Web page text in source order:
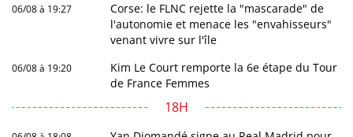
06/08 à 19:27
Corse: le FLNC rejette la "mascarade" de
l'autonomie et menace les "envahisseurs"
venant vivre sur l'île
06/08 à 19:20
Kim Le Court remporte la 6e étape du Tour
de France Femmes
18H